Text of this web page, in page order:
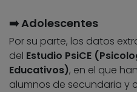
➡️ Adolescentes
Por su parte, los datos
del Estudio PsiCE
Educativos), en el que
alumnos de secundaria y